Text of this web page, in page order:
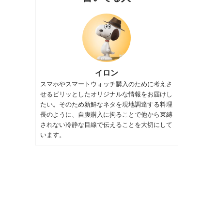
イロン
スマホやスマートウォッチ購入のために考えさ
せるピリッとしたオリジナルな情報をお届けし
たい。そのため新鮮なネタを現地調達する料理
長のように、自腹購入に拘ることで他から束縛
されない冷静な目線で伝えることを大切にして
います。